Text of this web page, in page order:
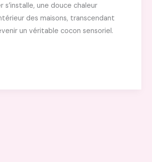
s’installe, une douce chaleur
des maisons, transcendant
un véritable cocon sensoriel.